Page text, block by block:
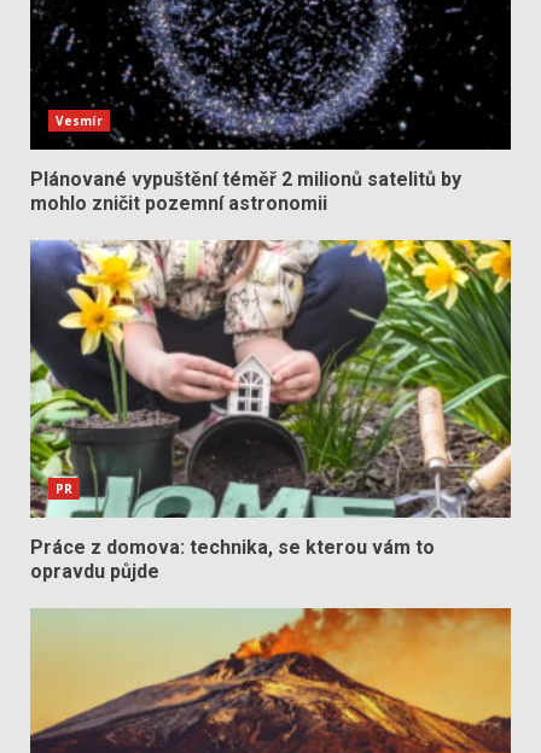
Vesmír
Plánované vypuštění téměř 2 milionů satelitů by
mohlo zničit pozemní astronomii
PR
Práce z domova: technika, se kterou vám to
opravdu půjde